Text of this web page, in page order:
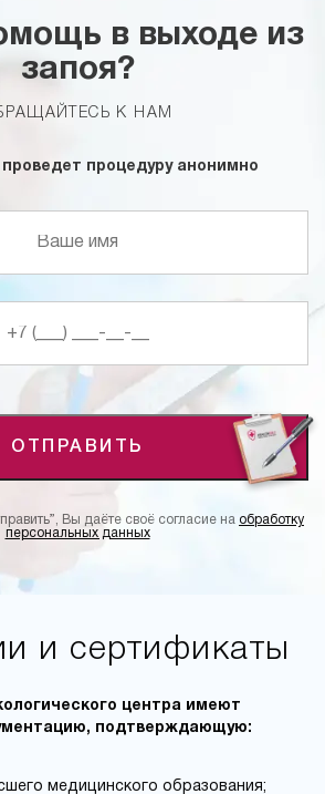
в выходе из
запоя?
К НАМ
процедуру анонимно
ОТПРАВИТЬ
Вы даёте своё согласие на обработку
персональных данных
и сертификаты
центра имеют
подтверждающую:
медицинского образования;